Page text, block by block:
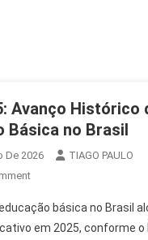
Avanço Histórico
Básica no Brasil
De 2026
TIAGO PAULO
On
2025:
Avanço
básica no Brasil
em 2025, conforme o